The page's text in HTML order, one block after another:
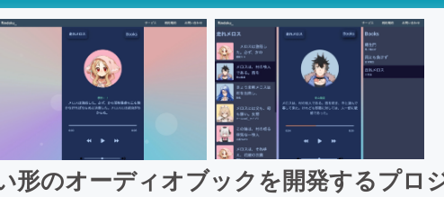
形のオーディオブックを開発するプロ